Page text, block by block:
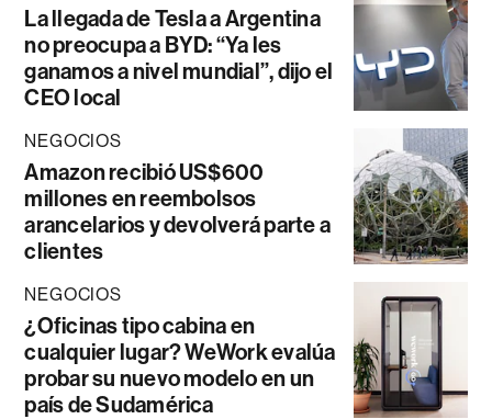
La llegada de Tesla a Argentina
no preocupa a BYD: “Ya les
ganamos a nivel mundial”, dijo el
CEO local
NEGOCIOS
Amazon recibió US$600
millones en reembolsos
arancelarios y devolverá parte a
clientes
NEGOCIOS
¿Oficinas tipo cabina en
cualquier lugar? WeWork evalúa
probar su nuevo modelo en un
país de Sudamérica